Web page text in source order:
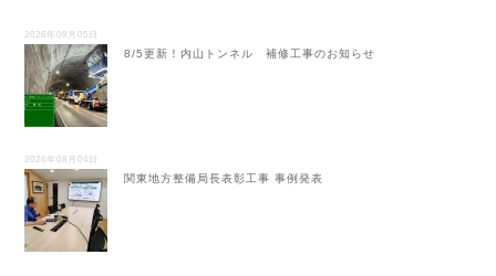
2026年08月05日
8/5更新！内山トンネル 補修工事のお知らせ
2026年08月04日
関東地方整備局長表彰工事 事例発表